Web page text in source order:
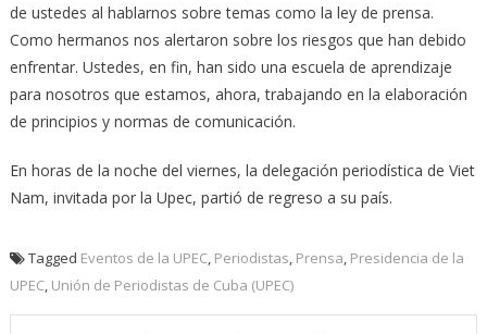
de ustedes al hablarnos sobre temas como la ley de prensa.
Como hermanos nos alertaron sobre los riesgos que han debido
enfrentar. Ustedes, en fin, han sido una escuela de aprendizaje
para nosotros que estamos, ahora, trabajando en la elaboración
de principios y normas de comunicación.
En horas de la noche del viernes, la delegación periodística de Viet
Nam, invitada por la Upec, partió de regreso a su país.
Tagged Eventos de la UPEC, Periodistas, Prensa, Presidencia de la
UPEC, Unión de Periodistas de Cuba (UPEC)